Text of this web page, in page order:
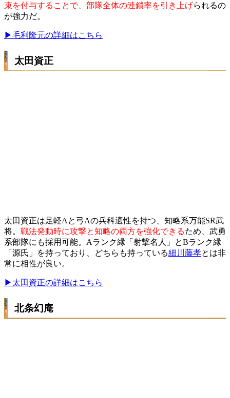
束を付与することで、部隊全体の連鎖率を引き上げられるの
が強力だ。
▶毛利隆元の詳細はこちら
太田資正
太田資正は足軽Aと弓Aの兵科適性を持つ、知略系万能SR武
将。 戦法発動時に攻撃と知略の両方を強化できるため、武勇
系部隊にも採用可能。Aランク縁「射撃名人」とBランク縁
「源氏」を持っており、どちらも持っている細川藤孝とは非
常に相性が良い。
▶太田資正の詳細はこちら
北条幻庵